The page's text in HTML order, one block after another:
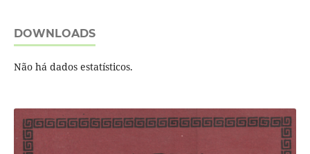
DOWNLOADS
Não há dados estatísticos.